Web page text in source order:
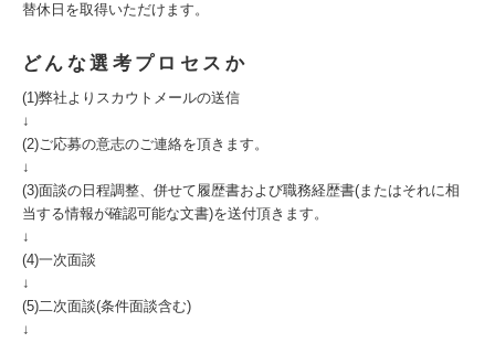
替休日を取得いただけます。
どんな選考プロセスか
(1)弊社よりスカウトメールの送信
↓
(2)ご応募の意志のご連絡を頂きます。
↓
(3)面談の日程調整、併せて履歴書および職務経歴書(またはそれに相
当する情報が確認可能な文書)を送付頂きます。
↓
(4)一次面談
↓
(5)二次面談(条件面談含む)
↓